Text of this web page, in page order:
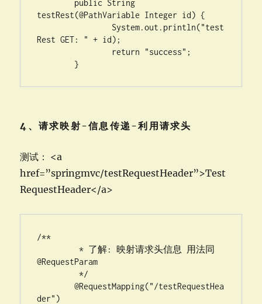
testRest(@PathVariable Integer id) {
Rest GET: " + id);
	}
4、请求映射-信息传递-利用请求头
测试： <a
href=”springmvc/testRequestHeader”>Test
RequestHeader</a>
/**
@RequestParam
	@RequestMapping("/testRequestHea
der")